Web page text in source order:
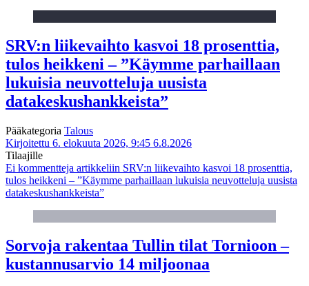
SRV:n liikevaihto kasvoi 18 prosenttia,
tulos heikkeni – ”Käymme parhaillaan
lukuisia neuvotteluja uusista
datakeskushankkeista”
Pääkategoria Talous
Kirjoitettu 6. elokuuta 2026, 9:45 6.8.2026
Tilaajille
Ei kommentteja artikkeliin SRV:n liikevaihto kasvoi 18 prosenttia,
tulos heikkeni – ”Käymme parhaillaan lukuisia neuvotteluja uusista
datakeskushankkeista”
Sorvoja rakentaa Tullin tilat Tornioon –
kustannusarvio 14 miljoonaa